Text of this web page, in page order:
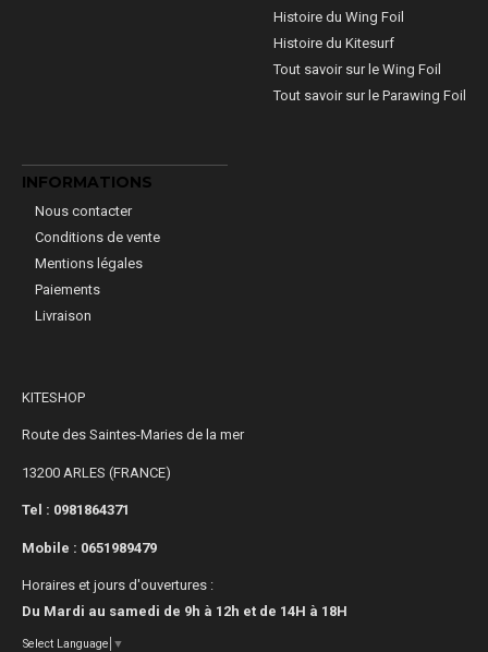
Histoire du Wing Foil
Histoire du Kitesurf
Tout savoir sur le Wing Foil
Tout savoir sur le Parawing Foil
INFORMATIONS
Nous contacter
Conditions de vente
Mentions légales
Paiements
Livraison
KITESHOP
Route des Saintes-Maries de la mer
13200 ARLES (FRANCE)
Tel : 0981864371
Mobile : 0651989479
Horaires et jours d'ouvertures :
Du Mardi au samedi de 9h à 12h et de 14H à 18H
Select Language ▼